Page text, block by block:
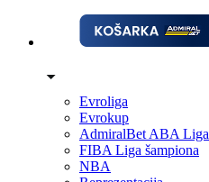
Evroliga
Evrokup
AdmiralBet ABA Liga
FIBA Liga šampiona
NBA